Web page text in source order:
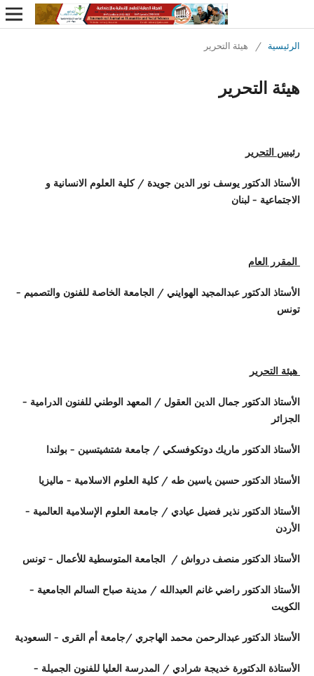
الرئيسية / هيئة التحرير
هيئة التحرير
رئيس التحرير
الأستاذ الدكتور يوسف نور الدين جويدة / كلية العلوم الانسانية و
الاجتماعية - لبنان
المقرر العام
الأستاذ الدكتور عبدالمجيد الهوايني / الجامعة الخاصة للفنون والتصميم -
تونس
هيئة التحرير
الأستاذ الدكتور جمال الدين العقول / المعهد الوطني للفنون الدرامية -
الجزائر
الأستاذ الدكتور ماريك دوتكوفسكي / جامعة شتشيتسين - بولندا
الأستاذ الدكتور حسين ياسين طه / كلية العلوم الاسلامية - ماليزيا
الأستاذ الدكتور نذير فضيل عيادي / جامعة العلوم الإسلامية العالمية -
الأردن
الأستاذ الدكتور منصف درواش / الجامعة المتوسطية للأعمال - تونس
الأستاذ الدكتور راضي غانم العبدالله / مدينة صباح السالم الجامعية -
الكويت
الأستاذ الدكتور عبدالرحمن محمد الهاجري /جامعة أم القرى - السعودية
الأستاذة الدكتورة خديجة شرادي / المدرسة العليا للفنون الجميلة -